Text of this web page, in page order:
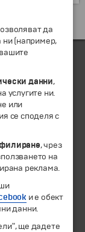
запазени.
да
ни (например,
данни,
услугите ни.
или
се споделя с
, чрез
на
реклама.
и е обект
данни.
ще дадете